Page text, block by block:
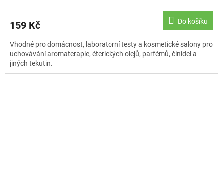
159 Kč Do košíku
Vhodné pro domácnost, laboratorní testy a kosmetické salony pro
uchovávání aromaterapie, éterických olejů, parfémů, činidel a
jiných tekutin.